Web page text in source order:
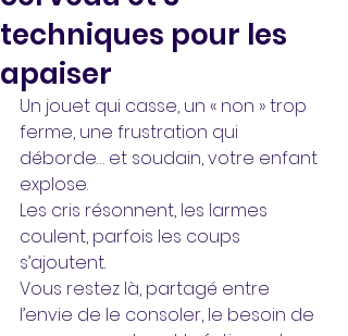
techniques pour les
apaiser
Un jouet qui casse, un « non » trop
ferme, une frustration qui
déborde… et soudain, votre enfant
explose.
Les cris résonnent, les larmes
coulent, parfois les coups
s’ajoutent.
Vous restez là, partagé entre
l’envie de le consoler, le besoin de